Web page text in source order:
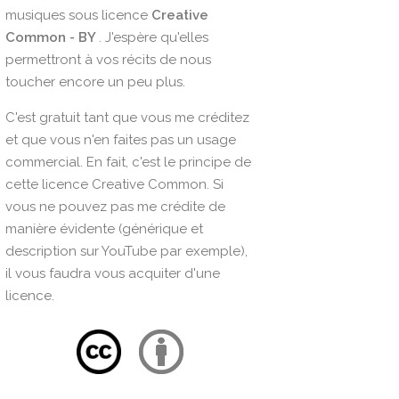
musiques sous licence Creative
Common - BY . J'espère qu'elles
permettront à vos récits de nous
toucher encore un peu plus.
C'est gratuit tant que vous me créditez
et que vous n'en faites pas un usage
commercial. En fait, c'est le principe de
cette licence Creative Common. Si
vous ne pouvez pas me crédite de
manière évidente (générique et
description sur YouTube par exemple),
il vous faudra vous acquiter d'une
licence.